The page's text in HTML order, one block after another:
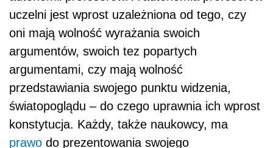
uczelni jest wprost uzależniona od tego, czy
oni mają wolność wyrażania swoich
argumentów, swoich tez popartych
argumentami, czy mają wolność
przedstawiania swojego punktu widzenia,
światopoglądu – do czego uprawnia ich wprost
konstytucja. Każdy, także naukowcy, ma
prawo do prezentowania swojego